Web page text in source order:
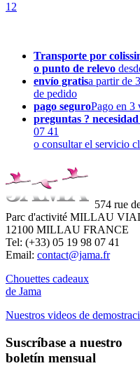
1 2
Transporte por
o punto de relevo
envío gratisa partir de
de pedido
pago seguroPago en 3
preguntas ?
07 41
o consultar el servicio
574 rue
Parc d'activité MILLAU
12100 MILLAU FRANCE
Tel: (+33) 05 19 98 07 41
Email: contact@jama.fr
Chouettes cadeaux
de Jama
Nuestros videos de
Suscríbase a nuestro
boletín mensual